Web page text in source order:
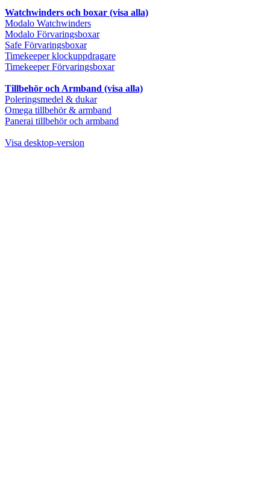
Watchwinders och boxar (visa alla)
Modalo Watchwinders
Modalo Förvaringsboxar
Safe Förvaringsboxar
Timekeeper klockuppdragare
Timekeeper Förvaringsboxar
Tillbehör och Armband (visa alla)
Poleringsmedel & dukar
Omega tillbehör & armband
Panerai tillbehör och armband
Visa desktop-version